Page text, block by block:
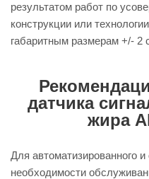
результатом работ по
конструкции или
габаритным размерам +/- 2
датчика
жира
Для автоматизированного
необходимости